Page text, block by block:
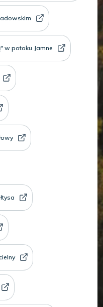
w potoku Jamne